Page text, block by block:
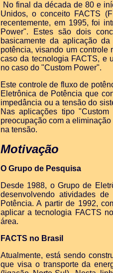
No final da década de 80 e
Unidos, o conceito FACTS
recentemente, em 1995, foi
Power". Estes são dois
basicamente da aplicação
potência, visando um controle
caso da tecnologia FACTS, e
no caso do "Custom Power".
Este controle de fluxo de
Eletrônica de Potência que
impedância ou a tensão do
Nas aplicações tipo
preocupação com a
na tensão.
Motivação
O Grupo de Pesquisa
Desde 1988, o Grupo de
desenvolvendo atividades
Potência. A partir de 1992,
aplicar a tecnologia FACTS
área.
FACTS no Brasil
Atualmente, está sendo
que visa o transporte da